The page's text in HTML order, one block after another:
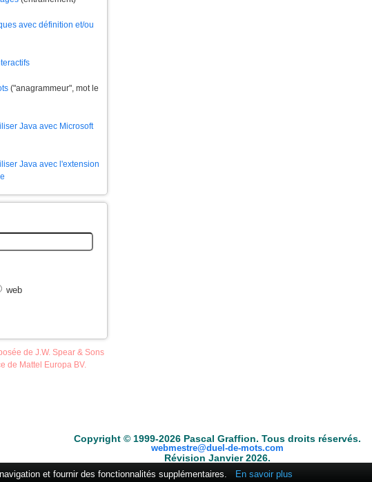
avec définition et/ou
("anagrammeur", mot le
Java avec Microsoft
Java avec l'extension
web
de J.W. Spear & Sons
de Mattel Europa BV.
Copyright © 1999-2026 Pascal Graffion. Tous droits réservés.
webmestre@duel-de-mots.com
Révision Janvier 2026.
et fournir des fonctionnalités supplémentaires. En savoir plus